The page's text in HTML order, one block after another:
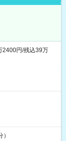
円/残込39万